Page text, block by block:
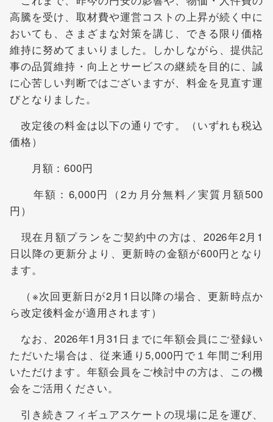
高騰を受け、取材費や運営コストの上昇が続く中に
おいても、さまざまな対策を講じ、できる限り価格
維持に努めてまいりました。しかしながら、提供記
事の品質維持・向上とサービスの継続を目的に、誠
に心苦しい判断ではございますが、料金を見直す運
びとなりました。
改定後の料金は以下の通りです。（いずれも税込
価格）
月額：600円
年額：6,000円（2カ月分無料／実質月額500
円）
現在月額プランをご契約中の方は、2026年2月1
日以降の更新分より、更新時の金額が600円となり
ます。
（※次回更新日が2月1日以降の場合、更新時点か
ら改定後料金が適用されます）
なお、2026年1月31日までに年額会員にご登録い
ただいた場合は、従来通り5,000円で１年間ご利用
いただけます。年額会員をご検討中の方は、この機
会をご活用ください。
引き続きフィギュアスケートの現場に足を運び、